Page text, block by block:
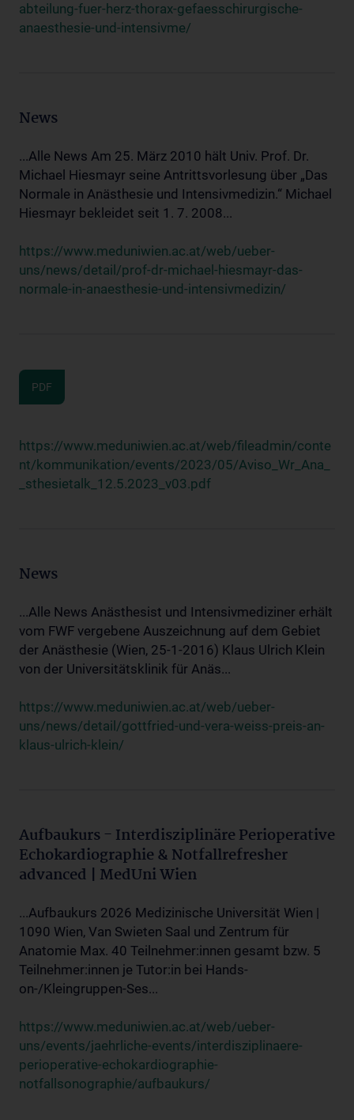
abteilung-fuer-herz-thorax-gefaesschirurgische-
anaesthesie-und-intensivme/
News
...Alle News Am 25. März 2010 hält Univ. Prof. Dr.
Michael Hiesmayr seine Antrittsvorlesung über „Das
Normale in Anästhesie und Intensivmedizin.“ Michael
Hiesmayr bekleidet seit 1. 7. 2008...
https://www.meduniwien.ac.at/web/ueber-
uns/news/detail/prof-dr-michael-hiesmayr-das-
normale-in-anaesthesie-und-intensivmedizin/
PDF
https://www.meduniwien.ac.at/web/fileadmin/conte
nt/kommunikation/events/2023/05/Aviso_Wr_Ana_
_sthesietalk_12.5.2023_v03.pdf
News
...Alle News Anästhesist und Intensivmediziner erhält
vom FWF vergebene Auszeichnung auf dem Gebiet
der Anästhesie (Wien, 25-1-2016) Klaus Ulrich Klein
von der Universitätsklinik für Anäs...
https://www.meduniwien.ac.at/web/ueber-
uns/news/detail/gottfried-und-vera-weiss-preis-an-
klaus-ulrich-klein/
Aufbaukurs - Interdisziplinäre Perioperative
Echokardiographie & Notfallrefresher
advanced | MedUni Wien
...Aufbaukurs 2026 Medizinische Universität Wien |
1090 Wien, Van Swieten Saal und Zentrum für
Anatomie Max. 40 Teilnehmer:innen gesamt bzw. 5
Teilnehmer:innen je Tutor:in bei Hands-
on-/Kleingruppen-Ses...
https://www.meduniwien.ac.at/web/ueber-
uns/events/jaehrliche-events/interdisziplinaere-
perioperative-echokardiographie-
notfallsonographie/aufbaukurs/